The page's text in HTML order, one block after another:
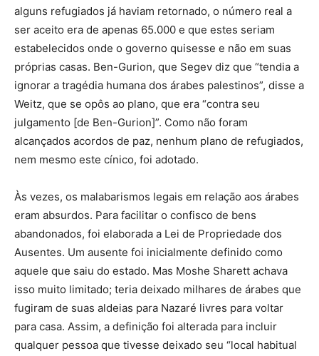
alguns refugiados já haviam retornado, o número real a
ser aceito era de apenas 65.000 e que estes seriam
estabelecidos onde o governo quisesse e não em suas
próprias casas. Ben-Gurion, que Segev diz que “tendia a
ignorar a tragédia humana dos árabes palestinos”, disse a
Weitz, que se opôs ao plano, que era “contra seu
julgamento [de Ben-Gurion]”. Como não foram
alcançados acordos de paz, nenhum plano de refugiados,
nem mesmo este cínico, foi adotado.
Às vezes, os malabarismos legais em relação aos árabes
eram absurdos. Para facilitar o confisco de bens
abandonados, foi elaborada a Lei de Propriedade dos
Ausentes. Um ausente foi inicialmente definido como
aquele que saiu do estado. Mas Moshe Sharett achava
isso muito limitado; teria deixado milhares de árabes que
fugiram de suas aldeias para Nazaré livres para voltar
para casa. Assim, a definição foi alterada para incluir
qualquer pessoa que tivesse deixado seu “local habitual